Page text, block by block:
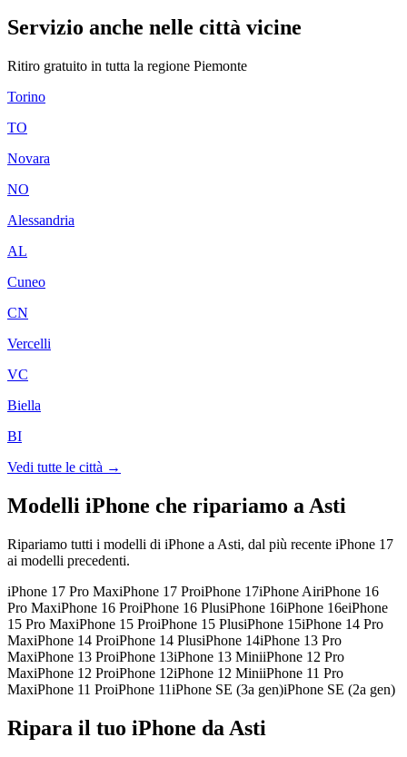
Servizio anche nelle città vicine
Ritiro gratuito in tutta la regione Piemonte
Torino
TO
Novara
NO
Alessandria
AL
Cuneo
CN
Vercelli
VC
Biella
BI
Vedi tutte le città →
Modelli iPhone che ripariamo a Asti
Ripariamo tutti i modelli di iPhone a Asti, dal più recente iPhone 17
ai modelli precedenti.
iPhone 17 Pro MaxiPhone 17 ProiPhone 17iPhone AiriPhone 16
Pro MaxiPhone 16 ProiPhone 16 PlusiPhone 16iPhone 16eiPhone
15 Pro MaxiPhone 15 ProiPhone 15 PlusiPhone 15iPhone 14 Pro
MaxiPhone 14 ProiPhone 14 PlusiPhone 14iPhone 13 Pro
MaxiPhone 13 ProiPhone 13iPhone 13 MiniiPhone 12 Pro
MaxiPhone 12 ProiPhone 12iPhone 12 MiniiPhone 11 Pro
MaxiPhone 11 ProiPhone 11iPhone SE (3a gen)iPhone SE (2a gen)
Ripara il tuo iPhone da Asti